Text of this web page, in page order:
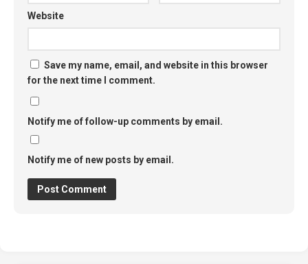
Website
Save my name, email, and website in this browser
for the next time I comment.
Notify me of follow-up comments by email.
Notify me of new posts by email.